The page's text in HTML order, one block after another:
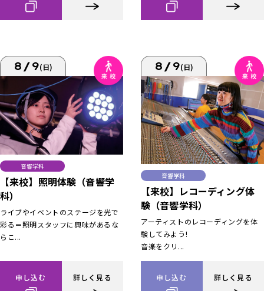
8/9(日)
音響学科
【来校】照明体験（音響学
科）
ライブやイベントのステージを光で
彩る＝照明スタッフに興味があるな
らこ...
申し込む 詳しく見る
8/9(日)
音響学科
【来校】レコーディング体
験（音響学科）
アーティストのレコーディングを体
験してみよう!
音楽をクリ...
申し込む 詳しく見る